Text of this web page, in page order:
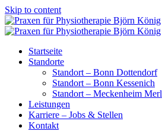
Skip to content
Startseite
Standorte
Standort – Bonn Dottendorf
Standort – Bonn Kessenich
Standort – Meckenheim Merl
Leistungen
Karriere – Jobs & Stellen
Kontakt